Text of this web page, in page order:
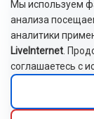
Мы используем
анализа
аналитики
LiveInternet .
соглашаетесь с